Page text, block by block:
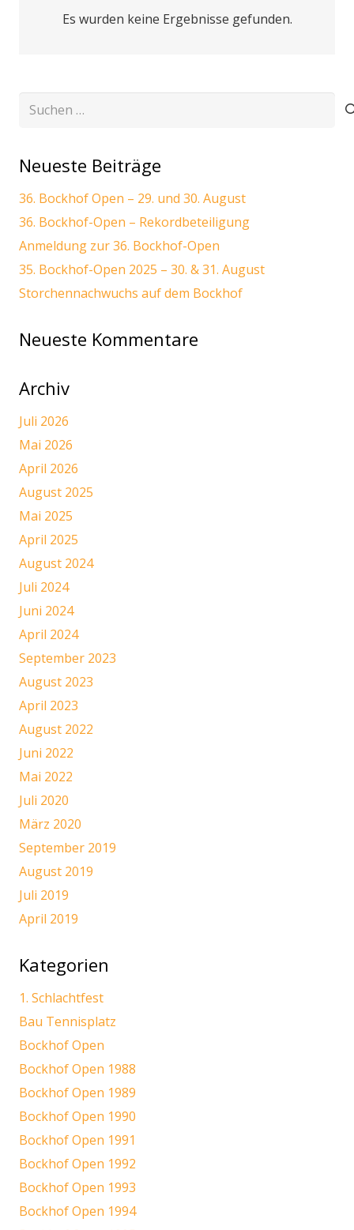
Es wurden keine Ergebnisse gefunden.
Suchen
Neueste Beiträge
36. Bockhof Open – 29. und 30. August
36. Bockhof-Open – Rekordbeteiligung
Anmeldung zur 36. Bockhof-Open
35. Bockhof-Open 2025 – 30. & 31. August
Storchennachwuchs auf dem Bockhof
Neueste Kommentare
Archiv
Juli 2026
Mai 2026
April 2026
August 2025
Mai 2025
April 2025
August 2024
Juli 2024
Juni 2024
April 2024
September 2023
August 2023
April 2023
August 2022
Juni 2022
Mai 2022
Juli 2020
März 2020
September 2019
August 2019
Juli 2019
April 2019
Kategorien
1. Schlachtfest
Bau Tennisplatz
Bockhof Open
Bockhof Open 1988
Bockhof Open 1989
Bockhof Open 1990
Bockhof Open 1991
Bockhof Open 1992
Bockhof Open 1993
Bockhof Open 1994